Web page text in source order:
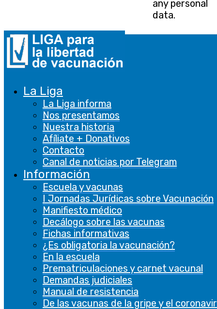
La Liga
La Liga informa
Nos presentamos
Nuestra historia
Afíliate + Donativos
Contacto
Canal de noticias por Telegram
Información
Escuela y vacunas
I Jornadas Jurídicas sobre Vacunación
Manifiesto médico
Decálogo sobre las vacunas
Fichas informativas
¿Es obligatoria la vacunación?
En la escuela
Prematriculaciones y carnet vacunal
Demandas judiciales
Manual de resistencia
De las vacunas de la gripe y el
any personal
data.
Funcional
Funcional
Las cookies funcionales ayudan a realizar
contenido del sitio web en plataformas de
redes sociales, recopilar comentarios y otras
características de terceros.
De rendimiento
De rendimiento
Las cookies de rendimiento se utilizan para
comprender y analizar los índices de
rendimiento clave del sitio web, lo que ayuda a
brindar una mejor experiencia de usuario a los
visitantes.
Analíticas
Analíticas
Las cookies analíticas se utilizan para
comprender cómo los visitantes interactúan
con el sitio web. Estas cookies ayudan a